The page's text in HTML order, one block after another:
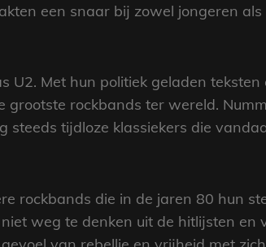
een snaar bij zowel jongeren
Met hun politiek geladen teksten
rockbands ter wereld.
steeds tijdloze klassiekers die
rockbands die in de jaren 80 hun
weg te denken uit de hitlijsten en